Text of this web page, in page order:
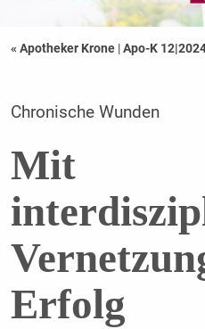
« Apotheker Krone |Apo-K
Chronische Wunden
Mit
Erfolg